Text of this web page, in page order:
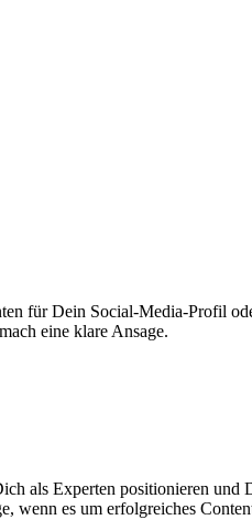
für Dein Social-Media-Profil
eine klare Ansage.
als Experten positionieren
wenn es um erfolgreiches